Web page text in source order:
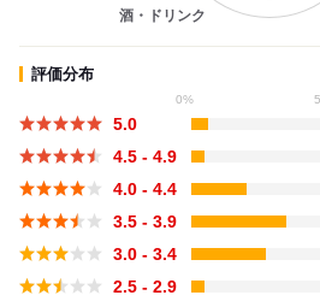
酒・ドリンク
評価分布
0%
5.0
4.5 - 4.9
4.0 - 4.4
3.5 - 3.9
3.0 - 3.4
2.5 - 2.9